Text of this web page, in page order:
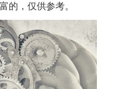
的，仅供参考。